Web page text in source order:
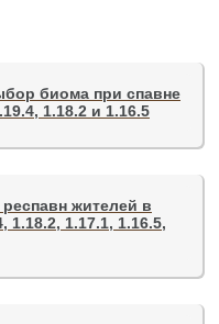
биома при спавне
1.18.2 и 1.16.5
жителей в
1.18.2, 1.17.1, 1.16.5,